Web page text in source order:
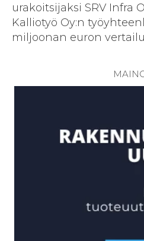
urakoitsijaksi SRV Infra
Kalliotyö Oy:n
miljoonan euron